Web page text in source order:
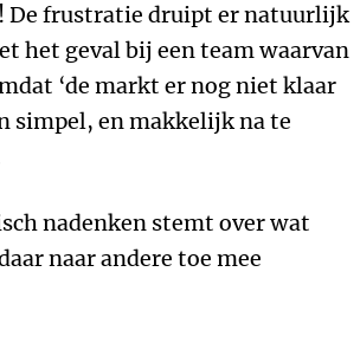
De frustratie druipt er natuurlijk
het geval bij een team waarvan
‘de markt er nog niet klaar
simpel, en makkelijk na te
nadenken stemt over wat
naar andere toe mee